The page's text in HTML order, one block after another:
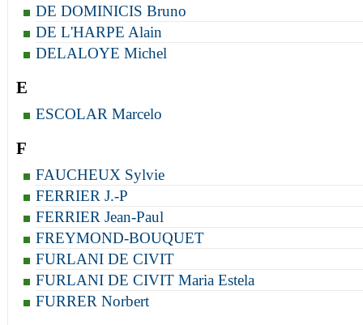
DE DOMINICIS Bruno
DE L'HARPE Alain
DELALOYE Michel
E
ESCOLAR Marcelo
F
FAUCHEUX Sylvie
FERRIER J.-P
FERRIER Jean-Paul
FREYMOND-BOUQUET
FURLANI DE CIVIT
FURLANI DE CIVIT Maria Estela
FURRER Norbert